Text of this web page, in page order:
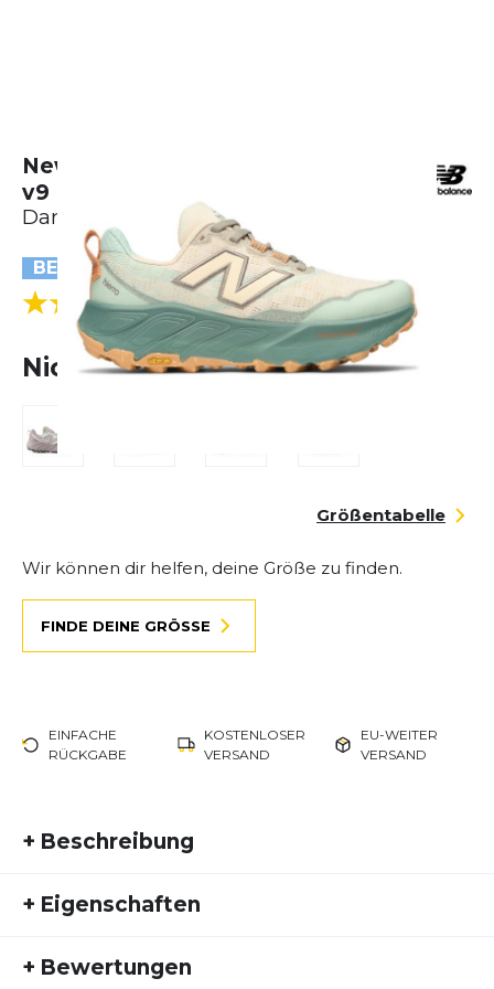
New Balance Fresh Foam Hierro
v9
Damen
BESTSELLER
5.0 (2 Bewertungen)
Nicht lieferbar
Größentabelle
Wir können dir helfen, deine Größe zu finden.
FINDE DEINE GRÖSSE
EINFACHE
RÜCKGABE
KOSTENLOSER
VERSAND
EU-WEITER
VERSAND
+ Beschreibung
du bestens gerüstet, um anspruchsvolle Trails zu
maximalen Komfort mit beeindruckender Traktion
und Stabilität, sodass du mit Selbstbewusstsein
+ Eigenschaften
Fremdartikelnummer:
+ Bewertungen